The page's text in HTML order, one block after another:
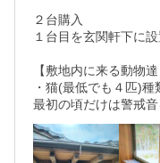
材が全く機能してお
配になりました。そ
取付3ヶ月後の追記
工務店さんのご厚意
もらえましたー☺️
２台購入
１台目を玄関軒下に
【敷地内に来る動物達
・猫(最低でも４匹)種
最初の頃だけは警戒
音を無視して歩き回り
・タヌキのペアが夜中